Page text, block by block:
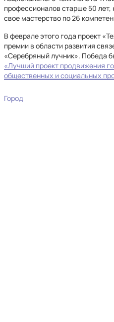
профессионалов старше 50
свое мастерство по 26
В феврале этого года проект
премии в области развития
«Серебряный лучник». Победа
«Лучший проект продвижения
общественных и социальных
Город